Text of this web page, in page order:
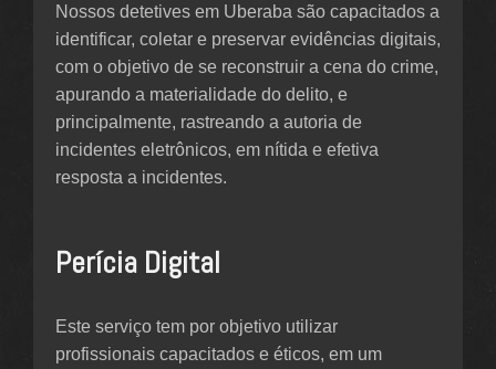
Nossos detetives em Uberaba são capacitados a
identificar, coletar e preservar evidências digitais,
com o objetivo de se reconstruir a cena do crime,
apurando a materialidade do delito, e
principalmente, rastreando a autoria de
incidentes eletrônicos, em nítida e efetiva
resposta a incidentes.
Perícia Digital
Este serviço tem por objetivo utilizar
profissionais capacitados e éticos, em um